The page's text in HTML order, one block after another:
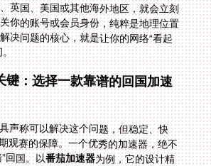
。
键：选择一款靠谱的回国加速
声称可以解决这个问题，但稳定、快
观赛的保障。一个优秀的加速器，绝不
回国。以番茄加速器为例，它的设计精
准切中了海外用户的核心需求。首先，它的全球节点分布
广泛，并且能智能推荐最优线路。这意味着无论你在悉尼
的公寓还是伦敦的图书馆，系统都能自动为你匹配延迟最
低、最稳定的国内入口，确保直播画面流畅不卡顿，这是